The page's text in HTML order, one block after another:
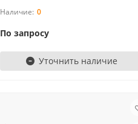
0
По запросу
Уточнить наличие